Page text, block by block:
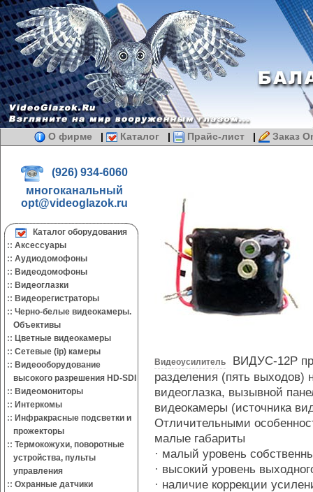
О фирме | Каталог | Прайс-лист | Заказ
(926) 934-6060
многоканальный
opt@videoglazok.ru
Каталог оборудования
:: Аксессуары
:: Аудиодомофоны
:: Видеодомофоны
:: Видеоглазки
:: Видеорегистраторы
:: Черно-белые видеокамеры.
Объективы
:: Цветные видеокамеры
:: Сетевые (ip) камеры
:: Видеооборудование
высокого разрешения HD-SDI
:: Видеомониторы
:: Интеркомы
:: Инфракрасные подсветки и
прожекторы
:: Термокожухи, поворотные
устройства, пульты
управления
:: Охранные датчики
Видеоусилитель
ВИДУС-12Р
разделения (пять выходов)
видеоглазка, вызывной
видеокамеры (источника
Отличительными
малые габариты
· малый уровень
· высокий уровень
· наличие коррекции